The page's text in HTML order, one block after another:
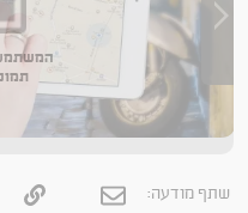
שתף מודעה: